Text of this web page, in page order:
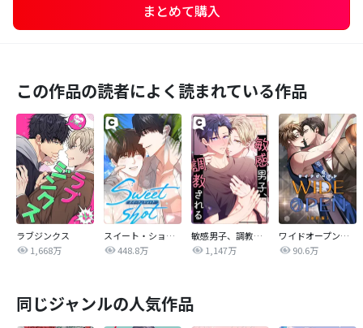
まとめて購入
この作品の読者によく読まれている作品
ラブジンクス
1,668万
スイート・ショット
448.8万
敏感男子、調教される
1,147万
ワイドオープン【改訂版】
90.6万
同じジャンルの人気作品